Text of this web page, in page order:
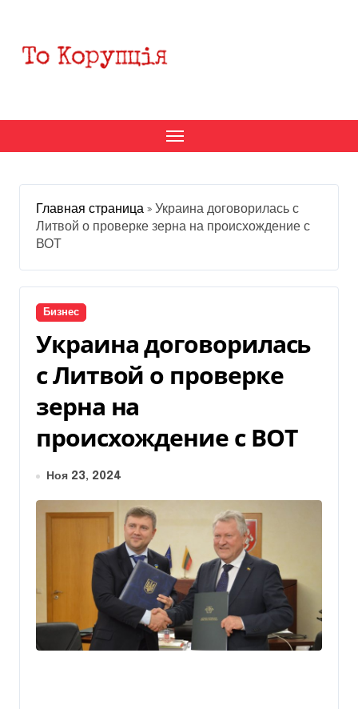
содержанию
Главная страница » Украина договорилась с
Литвой о проверке зерна на происхождение с
ВОТ
Бизнес
Украина договорилась
с Литвой о проверке
зерна на
происхождение с ВОТ
Ноя 23, 2024